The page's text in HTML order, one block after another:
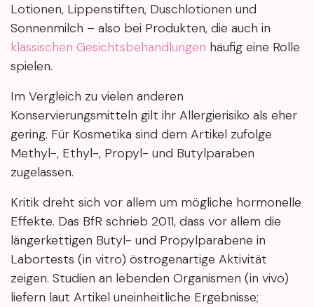
Lotionen, Lippenstiften, Duschlotionen und
Sonnenmilch – also bei Produkten, die auch in
klassischen Gesichtsbehandlungen häufig eine Rolle
spielen.
Im Vergleich zu vielen anderen
Konservierungsmitteln gilt ihr Allergierisiko als eher
gering. Für Kosmetika sind dem Artikel zufolge
Methyl-, Ethyl-, Propyl- und Butylparaben
zugelassen.
Kritik dreht sich vor allem um mögliche hormonelle
Effekte. Das BfR schrieb 2011, dass vor allem die
längerkettigen Butyl- und Propylparabene in
Labortests (in vitro) östrogenartige Aktivität
zeigen. Studien an lebenden Organismen (in vivo)
liefern laut Artikel uneinheitliche Ergebnisse;